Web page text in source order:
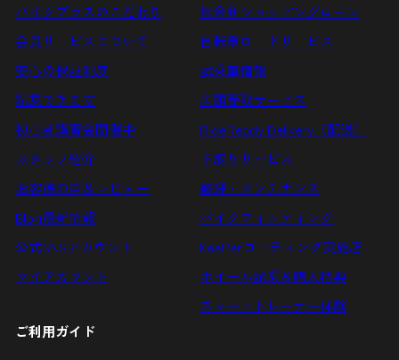
ド
レ
ス
を
入
力
す
る
バイクプラスのこだわり
会員サービスについて
安心の保証制度
試乗できます
初心者講習会開催中
スタッフ紹介
お客様の声＆レビュー
Blog最新情報
公式SNSアカウント
マイアカウント
無金利ショッピングローン
自転車ロードサービス
試乗車情報
店頭受取サービス
RideReady Delivery（配送）
下取りサービス
修理・メンテナンス
バイクフィッティング
KeePerコーティング実施店
ホイール試乗＆購入特典
スマートトレーナー体験
ご利用ガイド